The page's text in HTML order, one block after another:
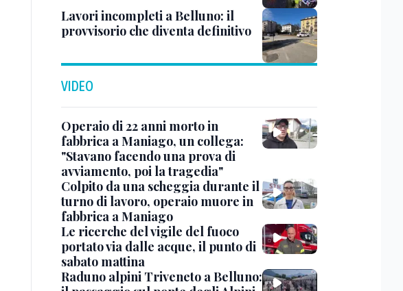
Lavori incompleti a Belluno: il
provvisorio che diventa definitivo
VIDEO
Operaio di 22 anni morto in
fabbrica a Maniago, un collega:
"Stavano facendo una prova di
avviamento, poi la tragedia"
Colpito da una scheggia durante il
turno di lavoro, operaio muore in
fabbrica a Maniago
Le ricerche del vigile del fuoco
portato via dalle acque, il punto di
sabato mattina
Raduno alpini Triveneto a Belluno: